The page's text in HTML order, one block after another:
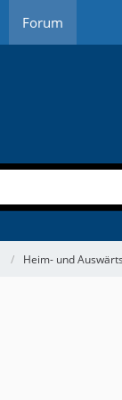
Forum
Heim- und